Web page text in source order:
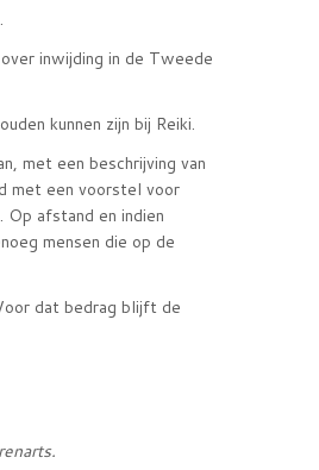
inwijding in de Tweede
kunnen zijn bij Reiki.
met een beschrijving van
met een voorstel voor
Op afstand en indien
mensen die op de
dat bedrag blijft de